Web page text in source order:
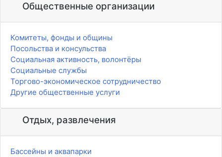
Общественные организации
Комитеты, фонды и общины
Посольства и консульства
Социальная активность, волонтёры
Социальные службы
Торгово-экономическое сотрудничество
Другие общественные услуги
Отдых, развлечения
Бассейны и аквапарки